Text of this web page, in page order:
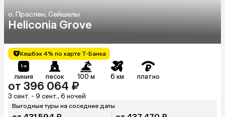
о. Праслен, Сейшелы
Heliconia Grove
Кешбэк 4% по карте Т-Банка
линия песок 100 м 6 км платно
от 396 064 ₽
3 сент. - 9 сент., 6 ночей
Выгодные туры на соседние даты